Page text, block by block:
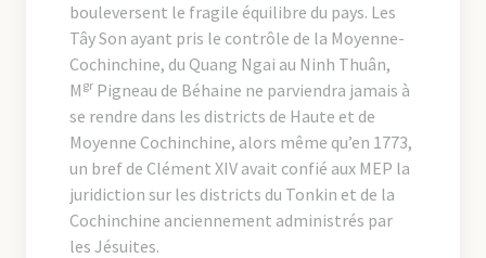
bouleversent le fragile équilibre du pays. Les
Tây Son ayant pris le contrôle de la Moyenne-
Cochinchine, du Quang Ngai au Ninh Thuân,
M gr Pigneau de Béhaine ne parviendra jamais à
se rendre dans les districts de Haute et de
Moyenne Cochinchine, alors même qu’en 1773,
un bref de Clément XIV avait confié aux MEP la
juridiction sur les districts du Tonkin et de la
Cochinchine anciennement administrés par
les Jésuites.